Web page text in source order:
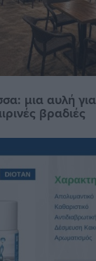
μια αυλή
βραδιές